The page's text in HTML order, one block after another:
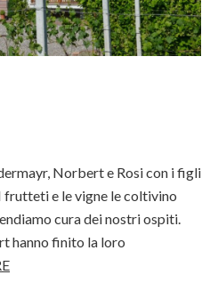
Norbert e Rosi con i figli
frutteti e le vigne le coltivino
cura dei nostri ospiti.
hanno finito la loro